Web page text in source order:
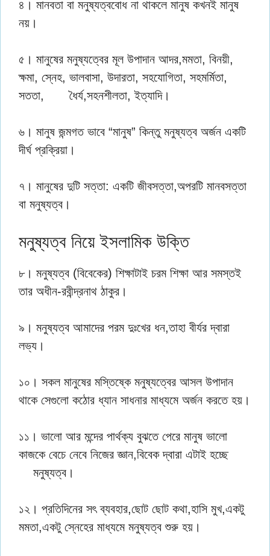
৪। মানবতা বা মনুষ্যত্ববোধ না থাকলে মানুষ কখনই মানুষ
নয়।
৫। মানুষের মনুষ্যত্বের মূল উপাদান আদর,মমতা, বিনয়ী,
ক্ষমা, স্নেহ, ভালবাসা, উদারতা, সহযোগিতা, সহমর্মিতা,
সততা, ধৈর্য,সহনশীলতা, ইত্যাদি।
৬। মানুষ জন্মগত ভাবে “মানুষ” কিন্তু মনুষ্যত্ব অর্জন একটি
দীর্ঘ প্রক্রিয়া।
৭। মানুষের দুটি সত্তা: একটি জীবসত্তা,অপরটি মানবসত্তা
বা মনুষ্যত্ব।
মনুষ্যত্ব নিয়ে ইসলামিক উক্তি
৮। মনুষ্যত্ব (বিবেকের) শিক্ষাটাই চরম শিক্ষা আর সমস্তই
তার অধীন-রবীন্দ্রনাথ ঠাকুর।
৯। মনুষ্যত্ব আমাদের পরম দুঃখের ধন,তাহা বীর্যর দ্বারা
লভ্য।
১০। সকল মানুষের মস্তিষ্কে মনুষ্যত্বের আসল উপাদান
থাকে সেগুলো কঠোর ধ্যান সাধনার মাধ্যমে অর্জন করতে হয়।
১১। ভালো আর মন্দের পার্থক্য বুঝতে পেরে মানুষ ভালো
কাজকে বেচে নেবে নিজের জ্ঞান,বিবেক দ্বারা এটাই হচ্ছে
মনুষ্যত্ব।
১২। প্রতিদিনের সৎ ব্যবহার,ছোট ছোট কথা,হাসি মুখ,একটু
মমতা,একটু স্নেহের মাধ্যমে মনুষ্যত্ব শুরু হয়।